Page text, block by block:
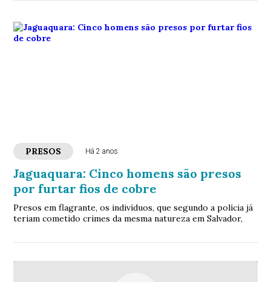
PRESOS Há 2 anos
Jaguaquara: Cinco homens são presos
por furtar fios de cobre
Presos em flagrante, os indivíduos, que segundo a polícia já
teriam cometido crimes da mesma natureza em Salvador,